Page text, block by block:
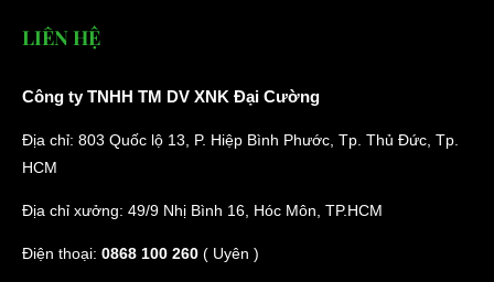
LIÊN HỆ
Công ty TNHH TM DV XNK Đại Cường
Địa chỉ: 803 Quốc lộ 13, P. Hiệp Bình Phước, Tp. Thủ Đức, Tp.
HCM
Địa chỉ xưởng: 49/9 Nhị Bình 16, Hóc Môn, TP.HCM
Điện thoại: 0868 100 260 ( Uyên )